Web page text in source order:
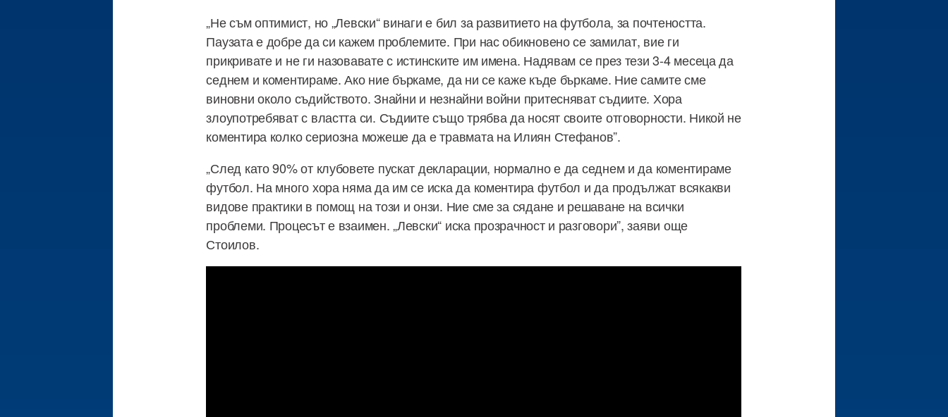
„Не съм оптимист, но „Левски“ винаги е бил за развитието на футбола, за почтеността.
Паузата е добре да си кажем проблемите. При нас обикновено се замилат, вие ги
прикривате и не ги назовавате с истинските им имена. Надявам се през тези 3-4 месеца да
седнем и коментираме. Ако ние бъркаме, да ни се каже къде бъркаме. Ние самите сме
виновни около съдийството. Знайни и незнайни войни притесняват съдиите. Хора
злоупотребяват с властта си. Съдиите също трябва да носят своите отговорности. Никой не
коментира колко сериозна можеше да е травмата на Илиян Стефанов”.
„След като 90% от клубовете пускат декларации, нормално е да седнем и да коментираме
футбол. На много хора няма да им се иска да коментира футбол и да продължат всякакви
видове практики в помощ на този и онзи. Ние сме за сядане и решаване на всички
проблеми. Процесът е взаимен. „Левски“ иска прозрачност и разговори”, заяви още
Стоилов.